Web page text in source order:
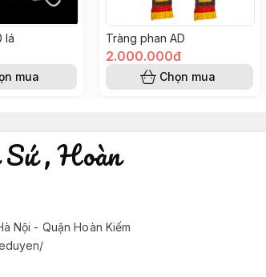
lá
mua
Tràng phan AD
2.000.000đ
Chọn mua
, Hoàn
Nội - Quận Hoàn Kiếm